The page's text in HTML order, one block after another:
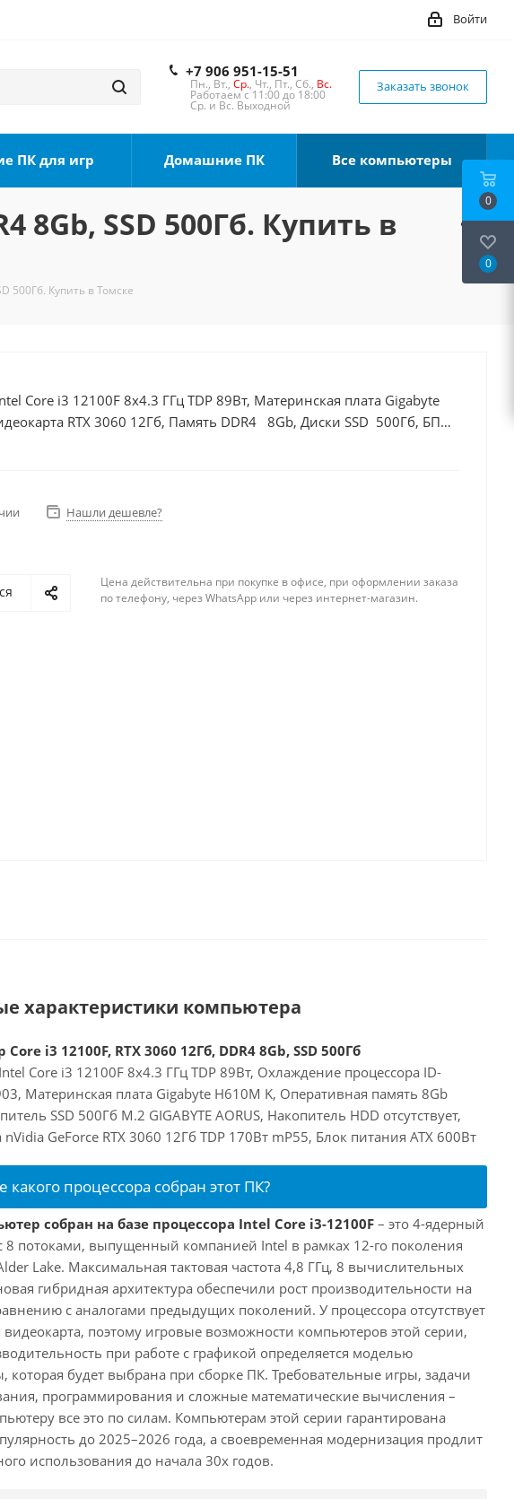
Войти
+7 906 951-15-51
Пн., Вт., Ср., Чт., Пт., Сб., Вс.
Работаем с 11:00 до 18:00
Ср. и Вс. Выходной
Заказать звонок
ПК для игр Домашние ПК Все компьютеры
8Gb, SSD 500Гб. Купить в
500Гб. Купить в Томске
Core i3 12100F 8x4.3 ГГц TDP 89Вт, Материнская плата Gigabyte
RTX 3060 12Гб, Память DDR4 8Gb, Диски SSD 500Гб, БП
Нашли дешевле?
Цена действительна при покупке в офисе, при оформлении заказа
по телефону, через WhatsApp или через интернет-магазин.
характеристики компьютера
i3 12100F, RTX 3060 12Гб, DDR4 8Gb, SSD 500Гб
Core i3 12100F 8x4.3 ГГц TDP 89Вт, Охлаждение процессора ID-
Материнская плата Gigabyte H610M K, Оперативная память 8Gb
SSD 500Гб M.2 GIGABYTE AORUS, Накопитель HDD отсутствует,
nVidia GeForce RTX 3060 12Гб TDP 170Вт mP55, Блок питания ATX 600Вт
какого процессора собран этот ПК?
собран на базе процессора Intel Core i3-12100F – это 4-ядерный
8 потоками, выпущенный компанией Intel в рамках 12-го поколения
Lake. Максимальная тактовая частота 4,8 ГГц, 8 вычислительных
гибридная архитектура обеспечили рост производительности на
с аналогами предыдущих поколений. У процессора отсутствует
видеокарта, поэтому игровые возможности компьютеров этой серии,
при работе с графикой определяется моделью
которая будет выбрана при сборке ПК. Требовательные игры, задачи
программирования и сложные математические вычисления –
все это по силам. Компьютерам этой серии гарантирована
до 2025–2026 года, а своевременная модернизация продлит
использования до начала 30х годов.
0
0